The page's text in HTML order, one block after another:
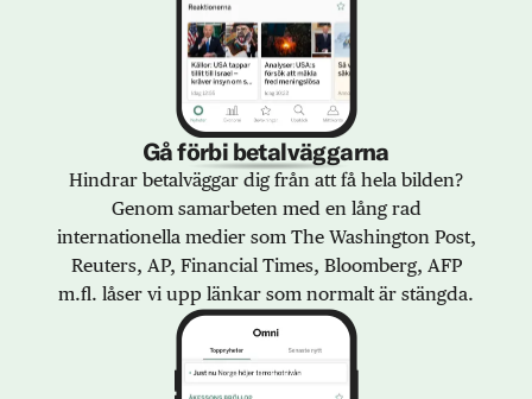
Gå förbi betalväggarna
Hindrar betalväggar dig från att få hela bilden?
Genom samarbeten med en lång rad
internationella medier som The Washington Post,
Reuters, AP, Financial Times, Bloomberg, AFP
m.fl. låser vi upp länkar som normalt är stängda.